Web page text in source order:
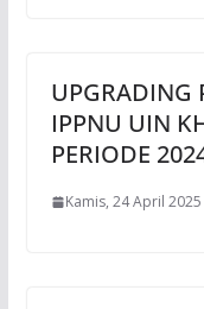
UPGRADING
IPPNU UIN
PERIODE
Kamis, 24 April 2025